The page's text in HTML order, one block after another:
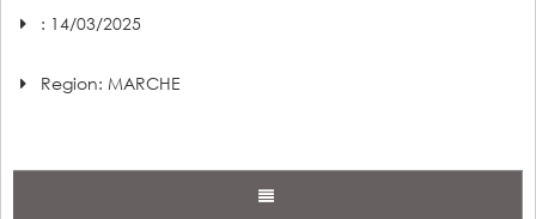
: 14/03/2025
Region: MARCHE